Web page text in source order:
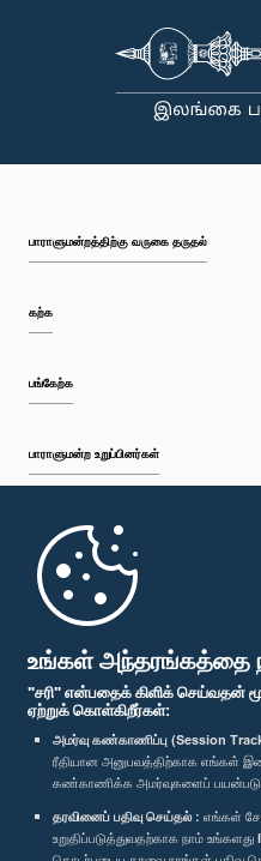
உங்கள் அந்தரங்கத்தை
"சரி" என்பதைக் கிளிக் செய்வதன்
ஏற்றுக் கொள்கிறீர்கள்:
அமர்வு கண்காணிப்பு (Session
ரீதியான அனுபவத்திற்காக எங்கள்
கண்காணிக்க அமர்வுகளைப்
தரவினைப் பதிவு செய்தல் : எங்கள்
உறுதிப்படுத்துவதற்காக நாம்
பாராளுமன்றத்திற்கு வருகை தருதல்
கற்க
பங்கேற்க
பாராளுமன்ற உறுப்பினர்கள்
முதற்பக்கம்
பாராளுமன்ற கையடக்க செயலி
எம்மை பின்தொடர்க :
விருதுகள்